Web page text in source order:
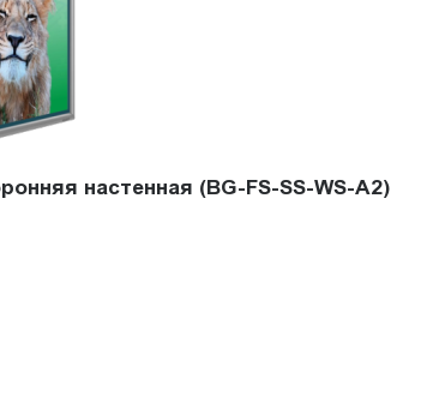
настенная (BG-FS-SS-WS-A2)